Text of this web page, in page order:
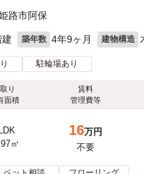
路市阿保
建 築年数 4年9ヶ月 建物構造
駐輪場あり
り
面積
賃料
管理費等
㎡
16万円
不要